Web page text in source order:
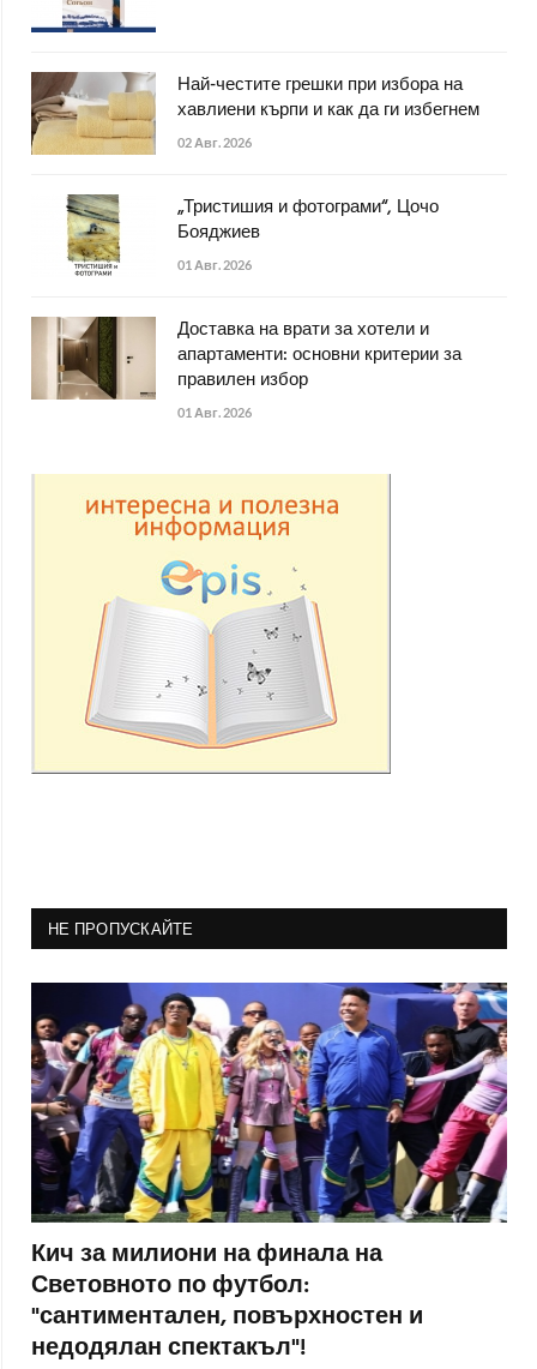
Най-честите грешки при избора на
хавлиени кърпи и как да ги избегнем
02 Авг. 2026
„Тристишия и фотограми“, Цочо
Бояджиев
01 Авг. 2026
Доставка на врати за хотели и
апартаменти: основни критерии за
правилен избор
01 Авг. 2026
НЕ ПРОПУСКАЙТЕ
Кич за милиони на финала на
Световното по футбол:
"сантиментален, повърхностен и
недодялан спектакъл"!